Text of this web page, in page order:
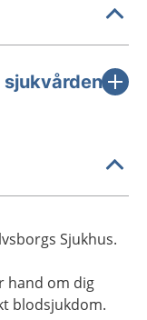
Sjukhus.
hand om dig
blodsjukdom.